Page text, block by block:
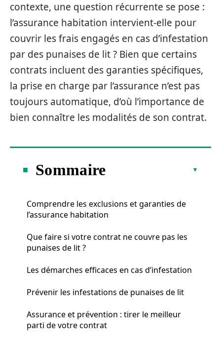
contexte, une question récurrente se pose :
l’assurance habitation intervient-elle pour
couvrir les frais engagés en cas d’infestation
par des punaises de lit ? Bien que certains
contrats incluent des garanties spécifiques,
la prise en charge par l’assurance n’est pas
toujours automatique, d’où l’importance de
bien connaître les modalités de son contrat.
Sommaire
Comprendre les exclusions et garanties de
l’assurance habitation
Que faire si votre contrat ne couvre pas les
punaises de lit ?
Les démarches efficaces en cas d’infestation
Prévenir les infestations de punaises de lit
Assurance et prévention : tirer le meilleur
parti de votre contrat